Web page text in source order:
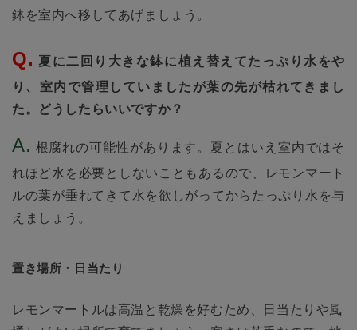
鉢を室内へ移してあげましょう。
夏に二回り大きな鉢に植え替えてたっぷり水をや
り、室内で管理していましたが葉の先が枯れてきまし
た。どうしたらいいですか？
根腐れの可能性があります。夏とはいえ室内ではそ
れほど水を必要としないこともあるので、レモンマート
ルの葉が垂れてきて水を欲しがってからたっぷり水を与
えましょう。
置き場所・日当たり
レモンマートルは高温と乾燥を好むため、日当たりや風